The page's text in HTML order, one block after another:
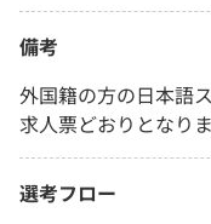
備考
外国籍の方の日本語
求人票どおりとなりま
選考フロー